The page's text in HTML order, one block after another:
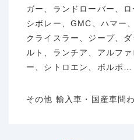
ガー、ランドローバー、ロ
シボレー、GMC、ハマー
クライスラー、ジープ、
ルト、ランチア、アルフ
ー、シトロエン、ボルボ…
その他 輸入車・国産車問